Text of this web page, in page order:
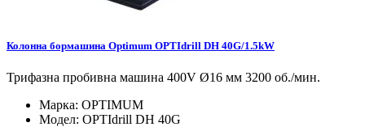
Колонна бормашина Optimum OPTIdrill DH 40G/1.5kW
Трифазна пробивна машина 400V Ø16 мм 3200 об./мин.
Марка: OPTIMUM
Модел: OPTIdrill DH 40G